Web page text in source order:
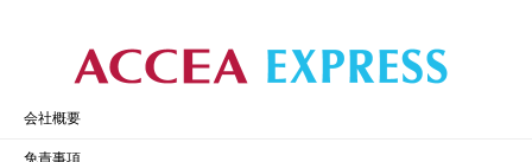
会社概要
免責事項